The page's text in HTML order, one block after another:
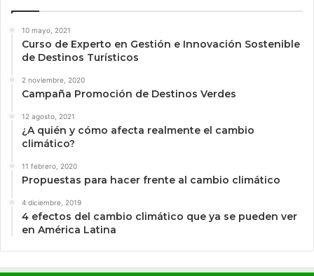
10 mayo, 2021
Curso de Experto en Gestión e Innovación Sostenible
de Destinos Turísticos
2 noviembre, 2020
Campaña Promoción de Destinos Verdes
12 agosto, 2021
¿A quién y cómo afecta realmente el cambio
climático?
11 febrero, 2020
Propuestas para hacer frente al cambio climático
4 diciembre, 2019
4 efectos del cambio climático que ya se pueden ver
en América Latina